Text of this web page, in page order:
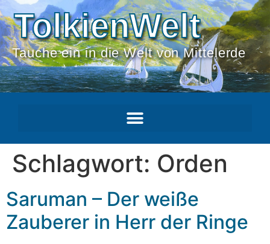
TolkienWelt
Tauche ein in die Welt von Mittelerde
Schlagwort: Orden
Saruman – Der weiße
Zauberer in Herr der Ringe